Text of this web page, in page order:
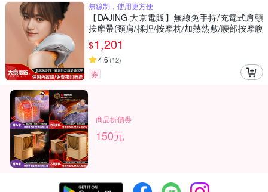
無線制，使用更方便
【DAJING 大京電販】無線免手持/充電式肩頸
按摩帶(頸肩/揉捏/按摩枕/加熱熱敷/腰部按摩腹
部按摩)
$1,201
4.6 (12)
券
商品折價券
150元